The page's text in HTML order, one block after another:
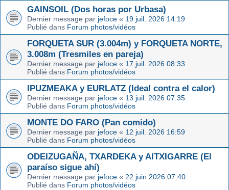
GAINSOIL (Dos horas por Urbasa)
Dernier message par jefoce « 19 juil. 2026 14:19
Publié dans Forum photos/vidéos
FORQUETA SUR (3.004m) y FORQUETA NORTE,
3.008m (Tresmiles en pareja)
Dernier message par jefoce « 17 juil. 2026 08:33
Publié dans Forum photos/vidéos
IPUZMEAKA y EURLATZ (Ideal contra el calor)
Dernier message par jefoce « 13 juil. 2026 07:35
Publié dans Forum photos/vidéos
MONTE DO FARO (Pan comido)
Dernier message par jefoce « 12 juil. 2026 16:59
Publié dans Forum photos/vidéos
ODEIZUGAÑA, TXARDEKA y AITXIGARRE (El
paraíso sigue ahí)
Dernier message par jefoce « 22 juin 2026 07:40
Publié dans Forum photos/vidéos